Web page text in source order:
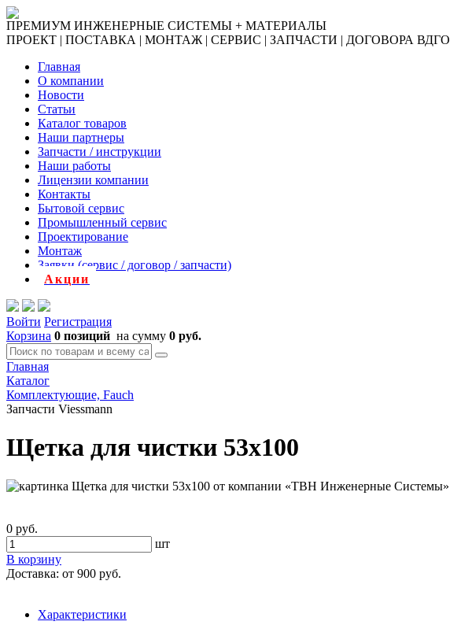
ПРЕМИУМ ИНЖЕНЕРНЫЕ СИСТЕМЫ + МАТЕРИАЛЫ
ПРОЕКТ | ПОСТАВКА | МОНТАЖ | СЕРВИС | ЗАПЧАСТИ | ДОГОВОРА ВДГО
Главная
О компании
Новости
Статьи
Каталог товаров
Наши партнеры
Запчасти / инструкции
Наши работы
Лицензии компании
Контакты
Бытовой сервис
Промышленный сервис
Проектирование
Монтаж
Заявки (сервис / договор / запчасти)
Акции
Войти Регистрация
Корзина 0 позиций на сумму 0 руб.
Главная
Каталог
Комплектующие, Fauch
Запчасти Viessmann
Щетка для чистки 53х100
0 руб.
шт
В корзину
Доставка: от 900 руб.
Характеристики